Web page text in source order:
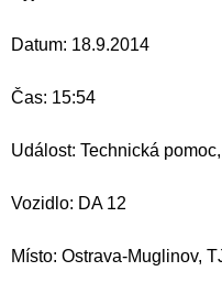
Datum: 18.9.2014
Čas: 15:54
Událost: Technická
Vozidlo: DA 12
Místo: Ostrava-Muglinov,